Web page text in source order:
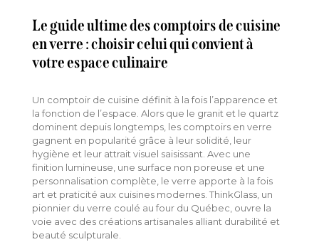
Le guide ultime des comptoirs de cuisine
en verre : choisir celui qui convient à
votre espace culinaire
Un comptoir de cuisine définit à la fois l’apparence et
la fonction de l’espace. Alors que le granit et le quartz
dominent depuis longtemps, les comptoirs en verre
gagnent en popularité grâce à leur solidité, leur
hygiène et leur attrait visuel saisissant. Avec une
finition lumineuse, une surface non poreuse et une
personnalisation complète, le verre apporte à la fois
art et praticité aux cuisines modernes. ThinkGlass, un
pionnier du verre coulé au four du Québec, ouvre la
voie avec des créations artisanales alliant durabilité et
beauté sculpturale.